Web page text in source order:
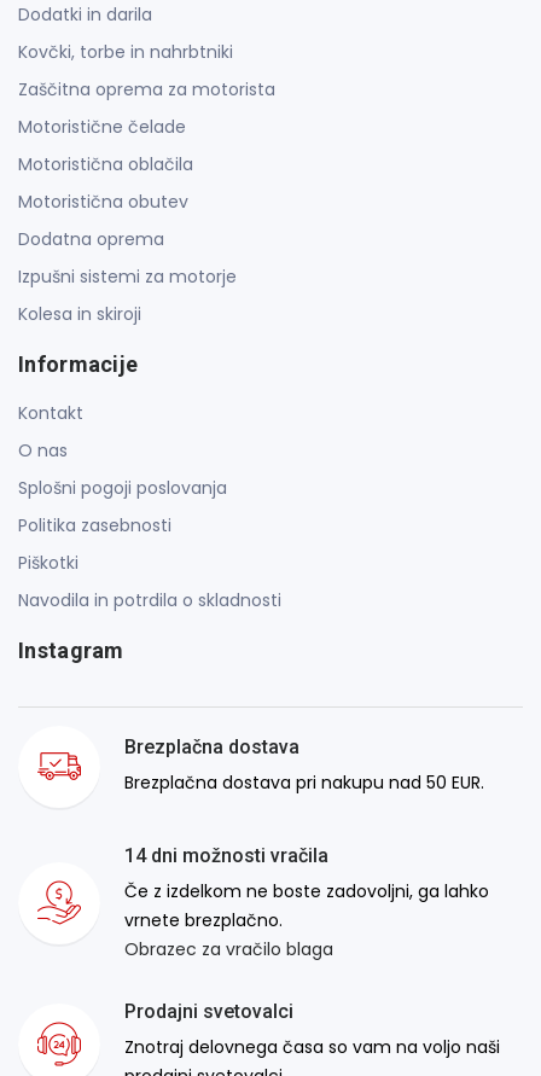
Dodatki in darila
Kovčki, torbe in nahrbtniki
Zaščitna oprema za motorista
Motoristične čelade
Motoristična oblačila
Motoristična obutev
Dodatna oprema
Izpušni sistemi za motorje
Kolesa in skiroji
Informacije
Kontakt
O nas
Splošni pogoji poslovanja
Politika zasebnosti
Piškotki
Navodila in potrdila o skladnosti
Instagram
Brezplačna dostava
Brezplačna dostava pri nakupu nad 50 EUR.
14 dni možnosti vračila
Če z izdelkom ne boste zadovoljni, ga lahko
vrnete brezplačno.
Obrazec za vračilo blaga
Prodajni svetovalci
Znotraj delovnega časa so vam na voljo naši